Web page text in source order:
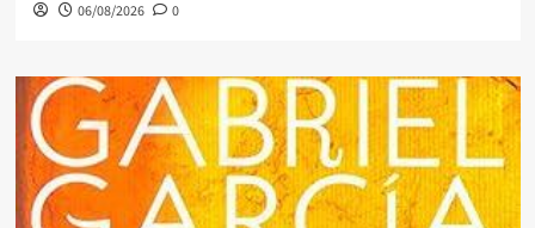
06/08/2026 0